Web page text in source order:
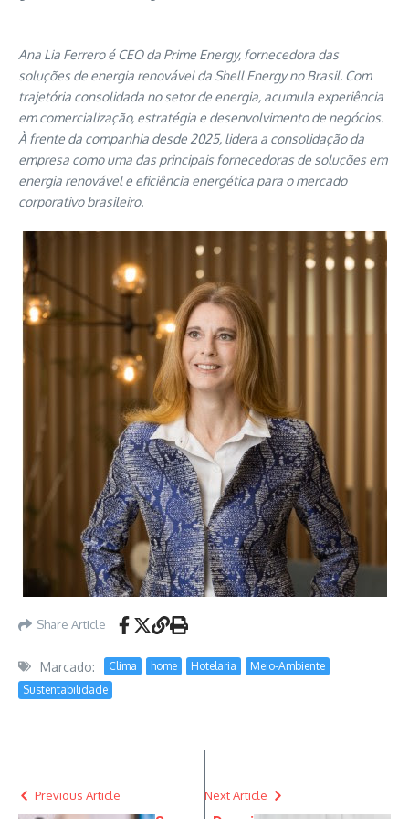
Ana Lia Ferrero é CEO da Prime Energy, fornecedora das
soluções de energia renovável da Shell Energy no Brasil. Com
trajetória consolidada no setor de energia, acumula experiência
em comercialização, estratégia e desenvolvimento de negócios.
À frente da companhia desde 2025, lidera a consolidação da
empresa como uma das principais fornecedoras de soluções em
energia renovável e eficiência energética para o mercado
corporativo brasileiro.
Share Article
Marcado: Clima home Hotelaria
Meio-Ambiente
Sustentabilidade
Previous Article Next Article